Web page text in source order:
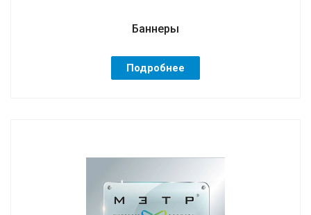
Баннеры
Подробнее